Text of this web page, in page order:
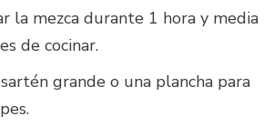
la mezca durante 1 hora y media
de cocinar.
grande o una plancha para